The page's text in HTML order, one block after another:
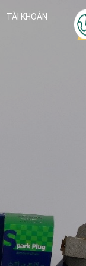
TÀI KHOẢN